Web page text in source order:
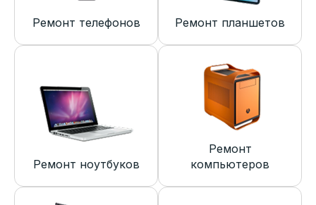
Ремонт телефонов Ремонт планшетов
Ремонт ноутбуков
Ремонт
компьютеров